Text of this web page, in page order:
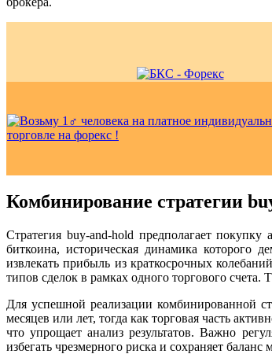
Комбинирование стратегии
Стратегия buy-and-hold предполагает
биткоина, историческая динамика которого
извлекать прибыль из краткосрочных
типов сделок в рамках одного торгового
Для успешной реализации комбинированной
месяцев или лет, тогда как торговая часть
что упрощает анализ результатов. Важно
избегать чрезмерного риска и сохраняет